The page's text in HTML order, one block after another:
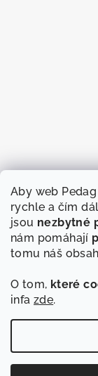
Aby web
rychle a čím
jsou nezbytné
nám pomáhají
tomu náš
O tom, které
infa zde.